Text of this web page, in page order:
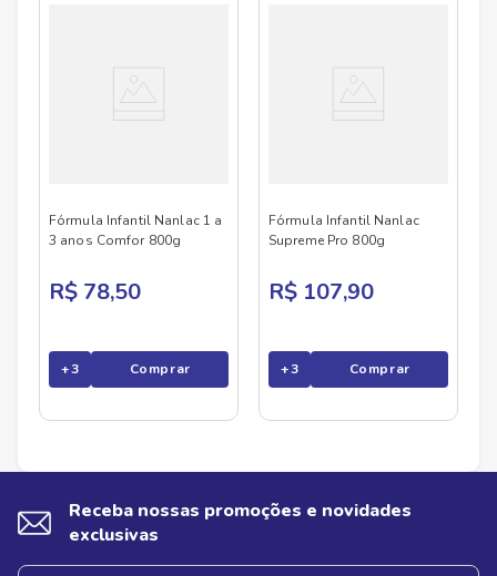
Fórmula Infantil Nanlac 1 a
3 anos Comfor 800g
R$ 78,50
+3 Comprar
Fórmula Infantil Nanlac
Supreme Pro 800g
R$ 107,90
+3 Comprar
Receba nossas promoções e novidades
exclusivas